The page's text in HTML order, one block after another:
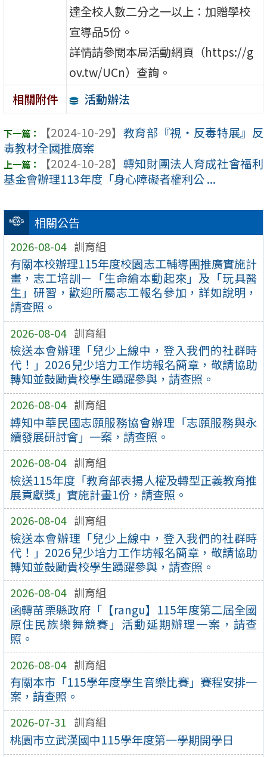
相關公告
2026-08-04 訓育組
有關本校辦理115年度校園志工輔導團推廣實施計
畫，志工培訓－「生命繪本動起來」及「玩具醫
生」研習，歡迎所屬志工報名參加，詳如說明，
請查照。
2026-08-04 訓育組
檢送本會辦理「兒少上線中，登入我們的社群時
代！」2026兒少培力工作坊報名簡章，敬請協助
轉知並鼓勵貴校學生踴躍參與，請查照。
2026-08-04 訓育組
轉知中華民國志願服務協會辦理「志願服務與永
續發展研討會」一案，請查照。
2026-08-04 訓育組
檢送115年度「教育部表揚人權及轉型正義教育推
展貢獻獎」實施計畫1份，請查照。
2026-08-04 訓育組
檢送本會辦理「兒少上線中，登入我們的社群時
代！」2026兒少培力工作坊報名簡章，敬請協助
轉知並鼓勵貴校學生踴躍參與，請查照。
2026-08-04 訓育組
函轉苗栗縣政府「【rangu】115年度第二屆全國
原住民族樂舞競賽」活動延期辦理一案，請查
照。
2026-08-04 訓育組
有關本市「115學年度學生音樂比賽」賽程安排一
案，請查照。
2026-07-31 訓育組
桃園市立武漢國中115學年度第一學期開學日
達全校人數二分之一以上：加贈學校
宣導品5份。
詳情請參閱本局活動網頁（https://g
ov.tw/UCn）查詢。
相關附件
活動辦法
【2024-10-29】 教育部『視‧反毒特展』反
毒教材全國推廣案
【2024-10-28】 轉知財團法人育成社會福利
基金會辦理113年度「身心障礙者權利公 ...